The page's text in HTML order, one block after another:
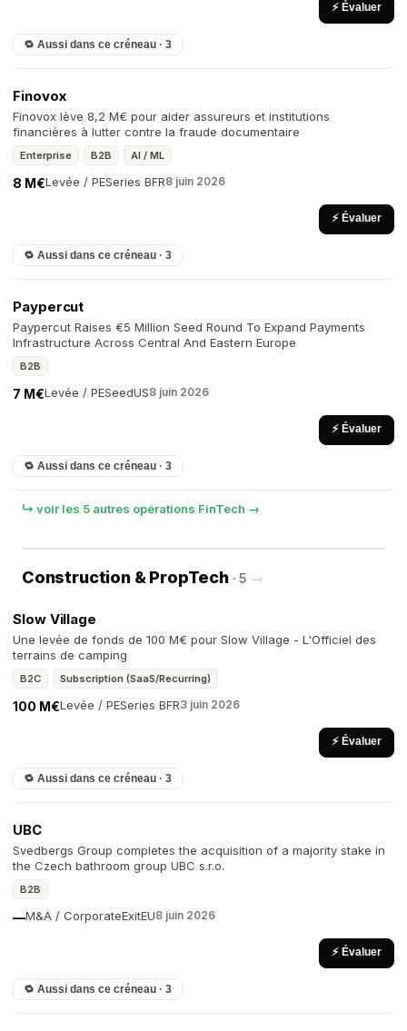
⚡ Évaluer
🔁 Aussi dans ce créneau · 3
Finovox
Finovox lève 8,2 M€ pour aider assureurs et institutions
financières à lutter contre la fraude documentaire
Enterprise B2B AI / ML
Levée / PE
8 M€ Series BFR8 juin 2026
⚡ Évaluer
🔁 Aussi dans ce créneau · 3
Paypercut
Paypercut Raises €5 Million Seed Round To Expand Payments
Infrastructure Across Central And Eastern Europe
B2B
Levée / PE
7 M€ SeedUS8 juin 2026
⚡ Évaluer
🔁 Aussi dans ce créneau · 3
↳ voir les 5 autres opérations FinTech →
Construction & PropTech · 5 →
Slow Village
Une levée de fonds de 100 M€ pour Slow Village - L'Officiel des
terrains de camping
B2C Subscription (SaaS/Recurring)
Levée / PE
100 M€ Series BFR3 juin 2026
⚡ Évaluer
🔁 Aussi dans ce créneau · 3
UBC
Svedbergs Group completes the acquisition of a majority stake in
the Czech bathroom group UBC s.r.o.
B2B
M&A / Corporate
— ExitEU8 juin 2026
⚡ Évaluer
🔁 Aussi dans ce créneau · 3